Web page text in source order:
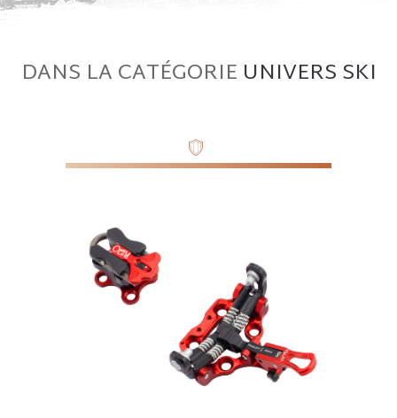
DANS LA CATÉGORIE UNIVERS SKI